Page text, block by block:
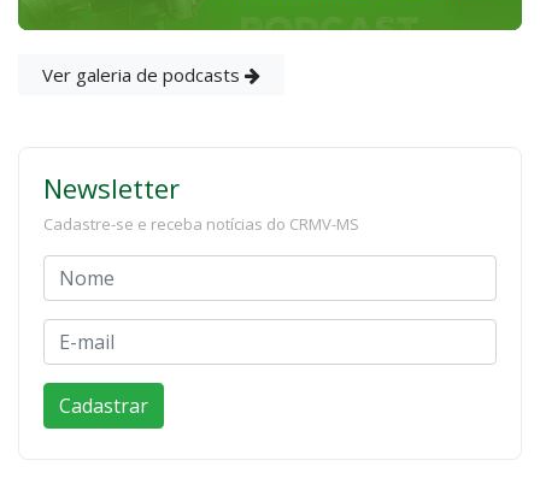
Ver galeria de podcasts
Newsletter
Cadastre-se e receba notícias do CRMV-MS